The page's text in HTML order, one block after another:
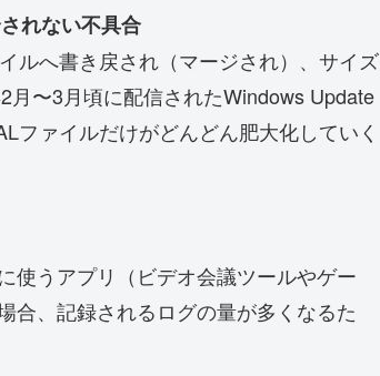
れない不具合
ルへ書き戻され（マージされ）、サイズ
〜3月頃に配信されたWindows Update
ファイルだけがどんどん肥大化していく
使うアプリ（ビデオ会議ツールやゲー
合、記録されるログの量が多くなるた